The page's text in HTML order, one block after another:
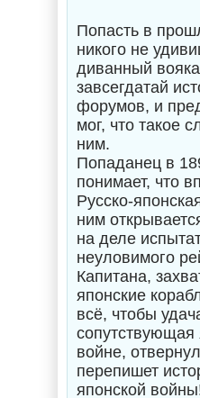
Попасть в
никого не
диванный
завсегдатай
форумов, и
мог, что такое
ним.
Попаданец в
понимает, что
Русско-
ним
на деле
неуловимого
Капитана,
японские
всё, чтобы
сопутствующая
войне,
перепишет
японской